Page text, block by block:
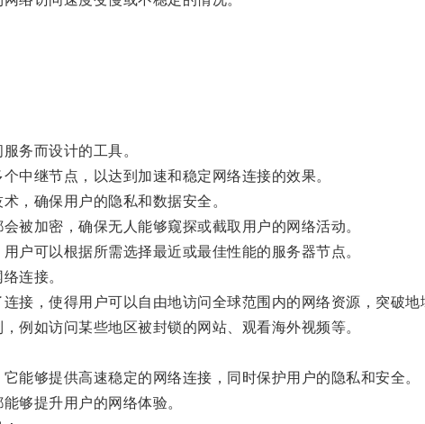
务而设计的工具。
继节点，以达到加速和稳定网络连接的效果。
确保用户的隐私和数据安全。
加密，确保无人能够窥探或截取用户的网络活动。
可以根据所需选择最近或最佳性能的服务器节点。
连接。
，使得用户可以自由地访问全球范围内的网络资源，突破地
如访问某些地区被封锁的网站、观看海外视频等。
够提供高速稳定的网络连接，同时保护用户的隐私和安全。
够提升用户的网络体验。